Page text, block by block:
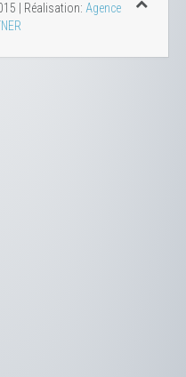
| Réalisation: Agence